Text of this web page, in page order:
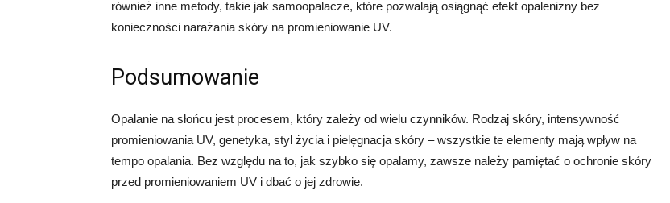
również inne metody, takie jak samoopalacze, które pozwalają osiągnąć efekt opalenizny bez
konieczności narażania skóry na promieniowanie UV.
Podsumowanie
Opalanie na słońcu jest procesem, który zależy od wielu czynników. Rodzaj skóry, intensywność
promieniowania UV, genetyka, styl życia i pielęgnacja skóry – wszystkie te elementy mają wpływ na
tempo opalania. Bez względu na to, jak szybko się opalamy, zawsze należy pamiętać o ochronie skóry
przed promieniowaniem UV i dbać o jej zdrowie.